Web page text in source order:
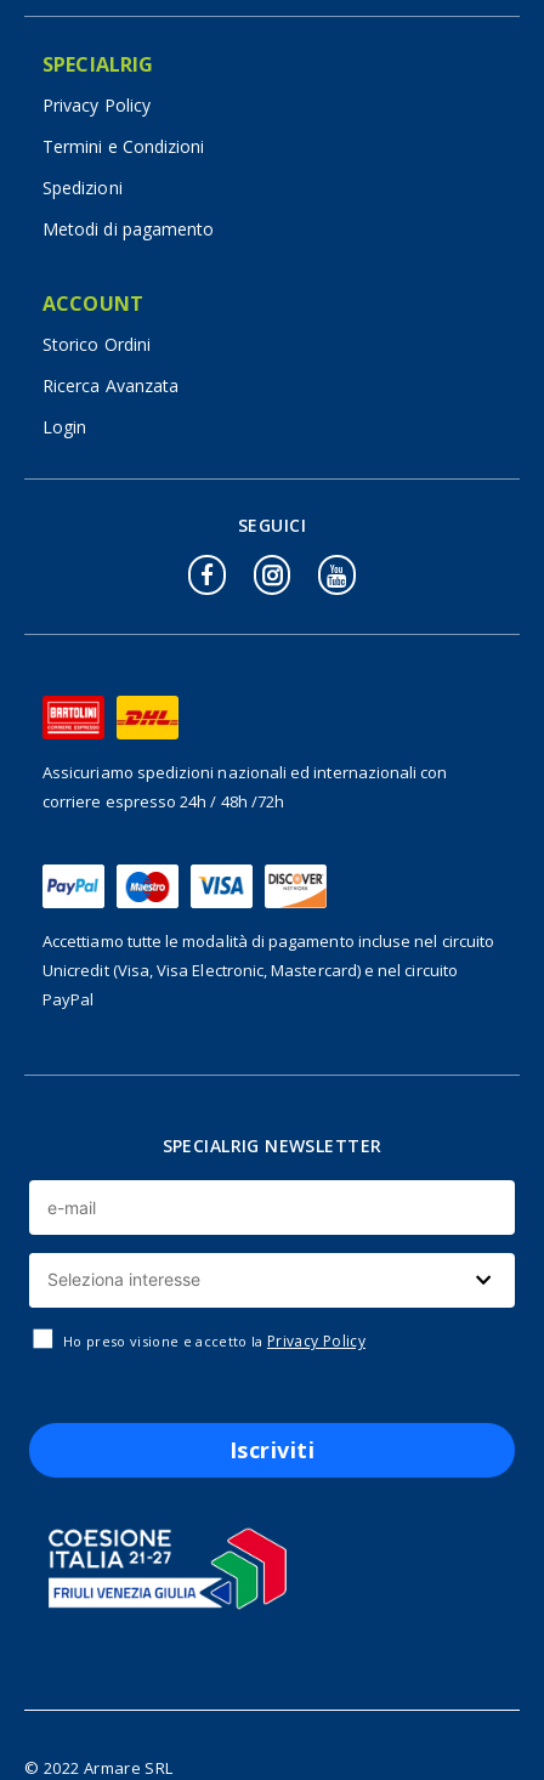
SPECIALRIG
Privacy Policy
Termini e Condizioni
Spedizioni
Metodi di pagamento
ACCOUNT
Storico Ordini
Ricerca Avanzata
Login
Assicuriamo spedizioni nazionali ed internazionalicon
corriere espresso 24h / 48h /72h
Accettiamo tutte le modalità di pagamento incluse nel circuito
Unicredit (Visa, Visa Electronic, Mastercard) e nel circuito
PayPal
SEGUICI
SPECIALRIG NEWSLETTER
Ho preso visione e accetto la Privacy Policy
Iscriviti
© 2022 Armare SRL